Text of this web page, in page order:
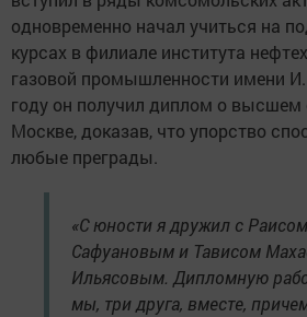
одновременно начал учиться на
курсах в филиале института
газовой промышленности имени
году он получил диплом о высшем
Москве, доказав, что упорство
любые преграды.
«С юности я дружил с
Сафуановым и Тависом
Ильясовым. Дипломную
мы, три друга, вместе,